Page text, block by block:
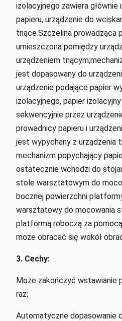
izolacyjnego zawiera głównie
papieru, urządzenie do
tnące.Szczelina prowadząca
umieszczona pomiędzy
urządzeniem
jest dopasowany do
urządzenie podające papier
izolacyjnego, papier
sekwencyjnie przez
prowadnicy papieru i
jest wypychany z urządzenia
mechanizm popychający
ostatecznie wchodzi do
stole warsztatowym do
bocznej powierzchni
warsztatowy do mocowania
platformą roboczą za
może obracać się wokół
3. Cechy:
Może zakończyć wstawianie
raz;
Automatyczne dopasowanie